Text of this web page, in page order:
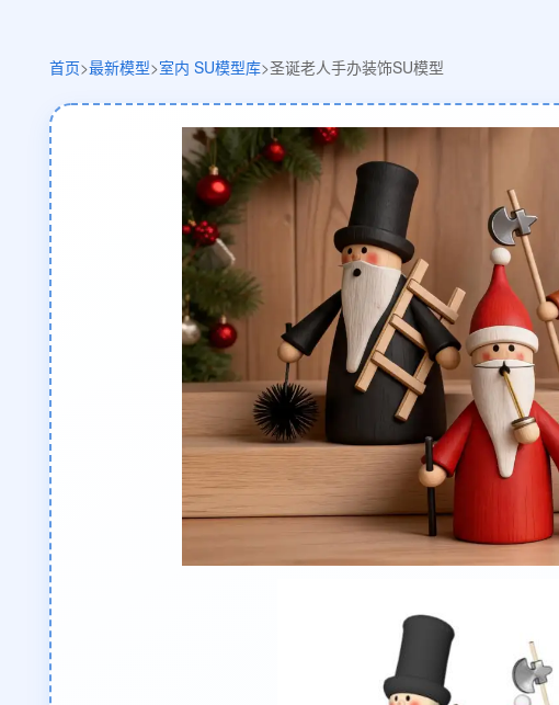
首页>最新模型>室内 SU模型库>圣诞老人手办装饰SU模型